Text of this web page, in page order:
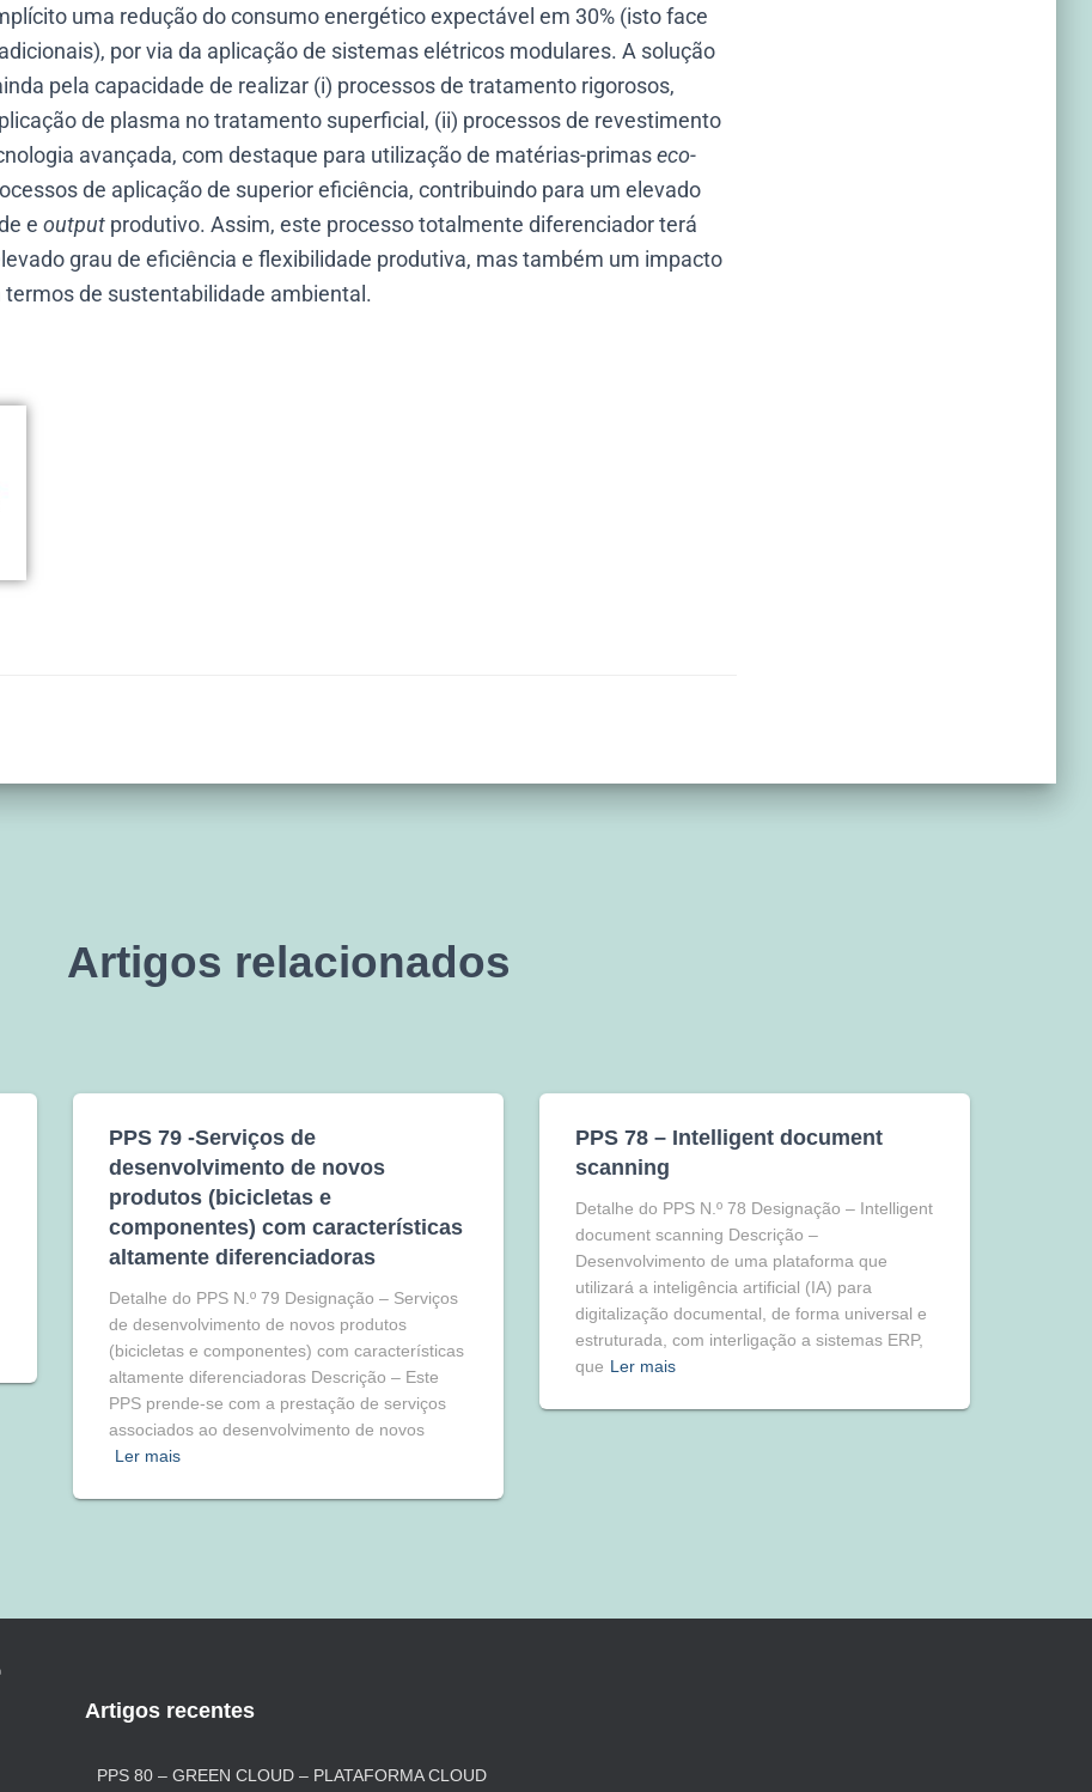
uma redução do consumo energético expectável em 30% (isto face
por via da aplicação de sistemas elétricos modulares. A solução
pela capacidade de realizar (i) processos de tratamento rigorosos,
de plasma no tratamento superficial, (ii) processos de revestimento
avançada, com destaque para utilização de matérias-primaseco-
de aplicação de superior eficiência, contribuindo para um elevado
e output produtivo. Assim, este processo totalmente diferenciador terá
grau de eficiência e flexibilidade produtiva, mas também um impacto
de sustentabilidade ambiental.
Artigos relacionados
PPS 79 -Serviços de
desenvolvimento de novos
produtos (bicicletas e
componentes) com características
altamente diferenciadoras
Detalhe do PPS N.º 79 Designação – Serviços
de desenvolvimento de novos produtos
(bicicletas e componentes) com características
altamente diferenciadoras Descrição – Este
PPS prende-se com a prestação de serviços
associados ao desenvolvimento de novos
Ler mais
PPS 78 – Intelligent document
scanning
Detalhe do PPS N.º 78 Designação – Intelligent
document scanning Descrição –
Desenvolvimento de uma plataforma que
utilizará a inteligência artificial (IA) para
digitalização documental, de forma universal e
estruturada, com interligação a sistemas ERP,
que Ler mais
Artigos recentes
PPS 80 – GREEN CLOUD – PLATAFORMA CLOUD